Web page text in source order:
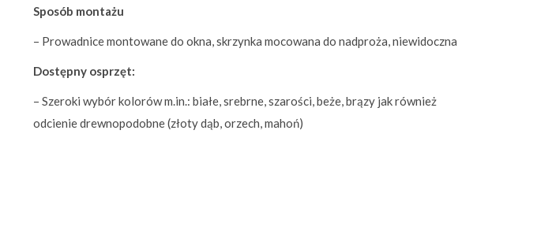
Sposób montażu
– Prowadnice montowane do okna, skrzynka mocowana do nadproża, niewidoczna
Dostępny osprzęt:
– Szeroki wybór kolorów m.in.: białe, srebrne, szarości, beże, brązy jak również
odcienie drewnopodobne (złoty dąb, orzech, mahoń)